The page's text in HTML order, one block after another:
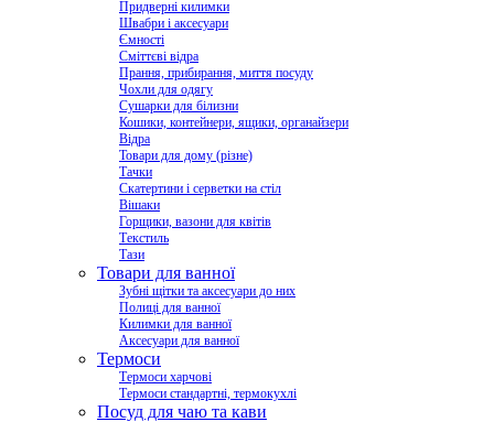
Придверні килимки
Швабри і аксесуари
Ємності
Сміттєві відра
Прання, прибирання, миття посуду
Чохли для одягу
Сушарки для білизни
Кошики, контейнери, ящики, органайзери
Відра
Товари для дому (різне)
Тачки
Скатертини і серветки на стіл
Вішаки
Горщики, вазони для квітів
Текстиль
Тази
Товари для ванної
Зубні щітки та аксесуари до них
Полиці для ванної
Килимки для ванної
Аксесуари для ванної
Термоси
Термоси харчові
Термоси стандартні, термокухлі
Посуд для чаю та кави